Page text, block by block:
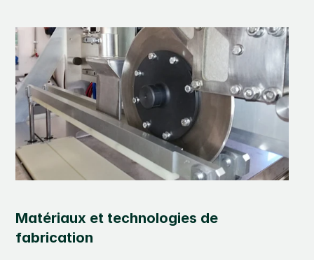
Matériaux et technologies de
fabrication